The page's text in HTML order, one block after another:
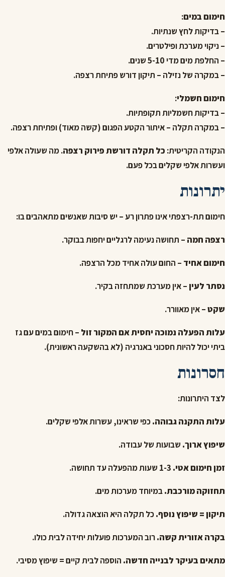
חימום במים:
– בדיקות לחץ שנתיות.
– ניקוי מערכת ופילטרים.
– החלפת מים מדי 5-10 שנים.
– במקרה של נזילה – תיקון דורש פתיחת רצפה.
חימום חשמלי:
– בדיקות חשמליות תקופתיות.
– במקרה תקלה – איתור הקטע הפגום (קשה מאוד) ופתיחת רצפה.
הנקודה הקריטית: כל תקלה דורשת פירוק רצפה. מה שעולה אלפי
ועשרות אלפי שקלים בכל פעם.
יתרונות
חימום תת-רצפתי אינו פתרון רע – יש סיבות שאנשים מתאהבים בו:
רצפה חמה – תחושה נעימה לרגליים יחפות בבוקר.
חימום אחיד – החום עולה אחיד מכל הרצפה.
נסתר לעין– אין מערכת שמתחזה בקיר.
שקט– אין מאוורר.
עלות הפעלה נמוכה יחסית אם המקור זול – חימום במים עם גז
ביתי יכול להיות חסכוני באנרגיה (לא בהשקעה ראשונית).
חסרונות
לצד היתרונות:
עלות התקנה גבוהה.כפי שראינו, עשרות אלפי שקלים.
שיפוץ ארוך. שבועות של עבודה.
זמן חימום אטי.
תחזוקה מורכבת.במיוחד מערכות מים.
תיקון = שיפוץ נוסף.כל תקלה היא הוצאה גדולה.
בקרה אזורית קשה.רוב המערכות פועלות יחידה לבית כולו.
מתאים בעיקר לבנייה חדשה. הוספה לבית קיים = שיפוץ מסיבי.